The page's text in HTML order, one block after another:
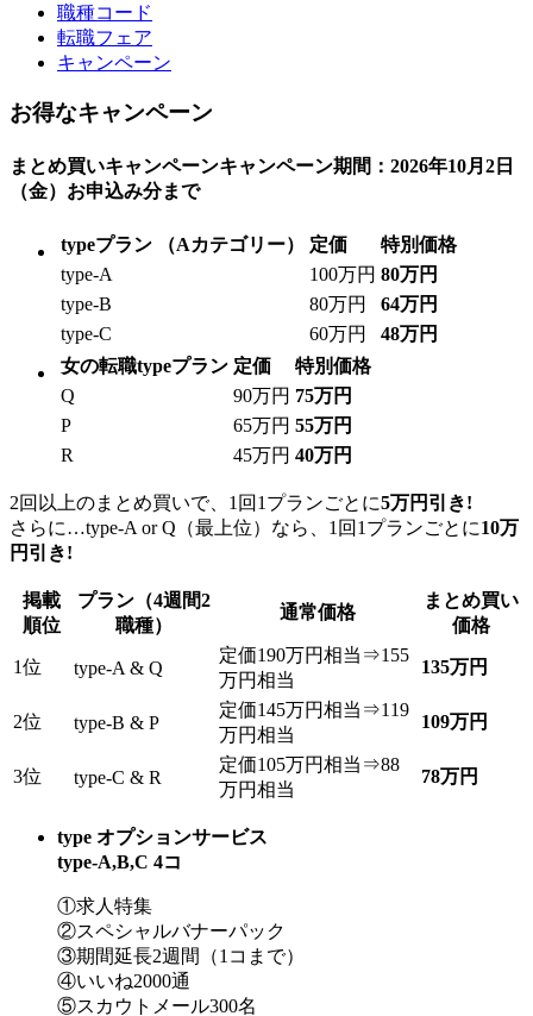
職種コード
転職フェア
キャンペーン
お得なキャンペーン
まとめ買いキャンペーンキャンペーン期間：2026年10月2日
（金）お申込み分まで
typeプラン （Aカテゴリー） 定価
特別価格
type-A
100万円 80万円
type-B
80万円
64万円
type-C
60万円
48万円
女の転職typeプラン 定価
特別価格
Q
90万円 75万円
P
65万円 55万円
R
45万円 40万円
2回以上のまとめ買いで、1回1プランごとに5万円引き!
さらに…type-A or Q（最上位）なら、1回1プランごとに10万
円引き!
掲載
順位
プラン（4週間2
職種）
通常価格
まとめ買い
価格
1位 type-A & Q
定価190万円相当⇒155
万円相当
135万円
2位 type-B & P
定価145万円相当⇒119
万円相当
109万円
3位 type-C & R
定価105万円相当⇒88
万円相当
78万円
type オプションサービス
type-A,B,C 4コ
①求人特集
②スペシャルバナーパック
③期間延⾧2週間（1コまで）
④いいね2000通
⑤スカウトメール300名